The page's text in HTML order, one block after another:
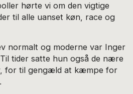
hørte vi om den vigtige
til alle uanset køn, race og
normalt og moderne var Inger
tider satte hun også de nære
, for til gengæld at kæmpe for